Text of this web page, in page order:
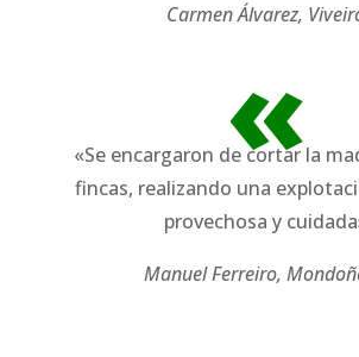
Carmen Álvarez,
«
«Se encargaron de cortar la
fincas, realizando una
provechosa y
Manuel Ferreiro,